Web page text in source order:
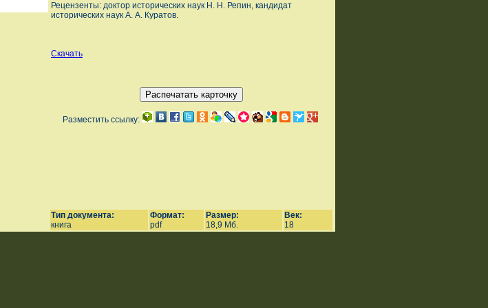
Рецензенты: доктор исторических наук Н. Н. Репин, кандидат
исторических наук А. А. Куратов.
Скачать
Разместить ссылку:
Тип документа:
книга
Формат:
pdf
Размер:
18,9 Мб.
Век:
18